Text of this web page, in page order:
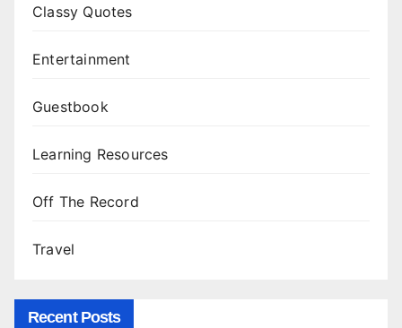
Classy Quotes
Entertainment
Guestbook
Learning Resources
Off The Record
Travel
Recent Posts